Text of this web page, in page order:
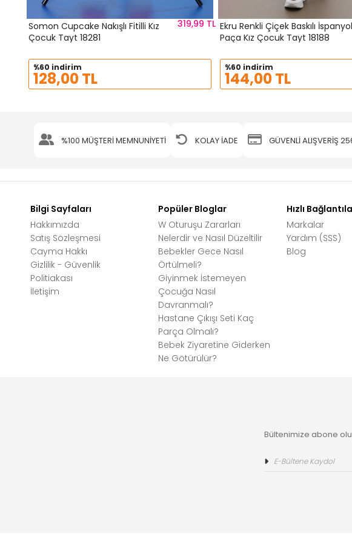
Somon Cupcake Nakışlı Fitilli Kız
Çocuk Tayt 18281
319,99 TL
%60 indirim
128,00 TL
Ekru Renkli Çiçek Baskılı İspanyol
Paça Kız Çocuk Tayt 18188
%60 indirim
144,00 TL
%100 MÜŞTERİ MEMNUNİYETİ KOLAY İADE GÜVENLİ ALIŞVERİŞ
Bilgi Sayfaları
Hakkımızda
Satış Sözleşmesi
Cayma Hakkı
Gizlilik - Güvenlik
Politiakası
İletişim
Popüler Bloglar
W Oturuşu Zararları
Nelerdir ve Nasıl Düzeltilir
Bebekler Gece Nasıl
Örtülmeli?
Giyinmek İstemeyen
Çocuğa Nasıl
Davranmalı?
Hastane Çıkışı Seti Kaç
Parça Olmalı?
Bebek Ziyaretine Giderken
Ne Götürülür?
Hızlı
Markalar
Yardım (SSS)
Blog
Bültenimize abone